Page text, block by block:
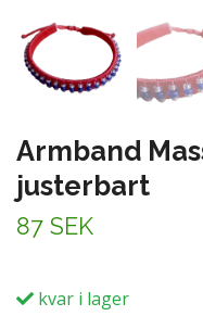
Armband
justerbart
87 SEK
kvar i lager